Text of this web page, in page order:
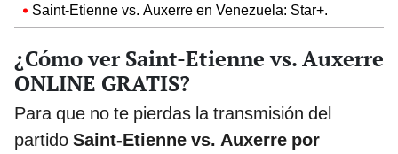
Saint-Etienne vs. Auxerre en Venezuela: Star+.
¿Cómo ver Saint-Etienne vs. Auxerre
ONLINE GRATIS?
Para que no te pierdas la transmisión del
partido Saint-Etienne vs. Auxerre por